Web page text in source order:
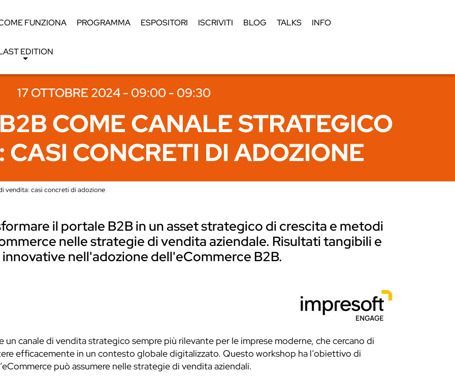
FUNZIONA PROGRAMMA ESPOSITORI ISCRIVITI BLOG TALKS INFO
EDITION
17 OTTOBRE 2024 - 09:00 - 09:30
COME CANALE STRATEGICO
CASI CONCRETI DI ADOZIONE
vendita: casi concreti di adozione
il portale B2B in un asset strategico di crescita e metodi
nelle strategie di vendita aziendale. Risultati tangibili e
nell'adozione dell'eCommerce B2B.
un canale di vendita strategico sempre più rilevante per le imprese moderne, che cercano di
efficacemente in un contesto globale digitalizzato. Questo workshop ha l’obiettivo di
può assumere nelle strategie di vendita aziendali.